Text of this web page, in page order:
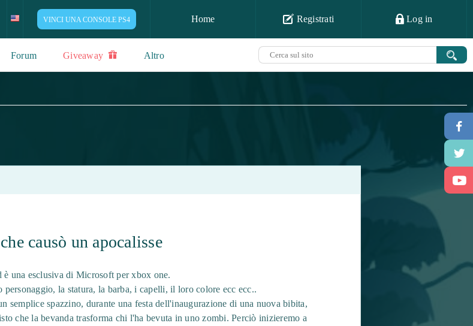
VINCI UNA CONSOLE PS4 Home Registrati Log in
Forum Giveaway Altro
causò un apocalisse
una esclusiva di Microsoft per xbox one.
la statura, la barba, i capelli, il loro colore ecc ecc..
semplice spazzino, durante una festa dell'inaugurazione di una nuova bibita,
che la bevanda trasforma chi l'ha bevuta in uno zombi. Perciò inizieremo a